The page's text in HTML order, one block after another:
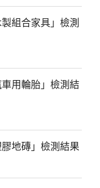
組合家具」檢測
用輪胎」檢測結
地磚」檢測結果